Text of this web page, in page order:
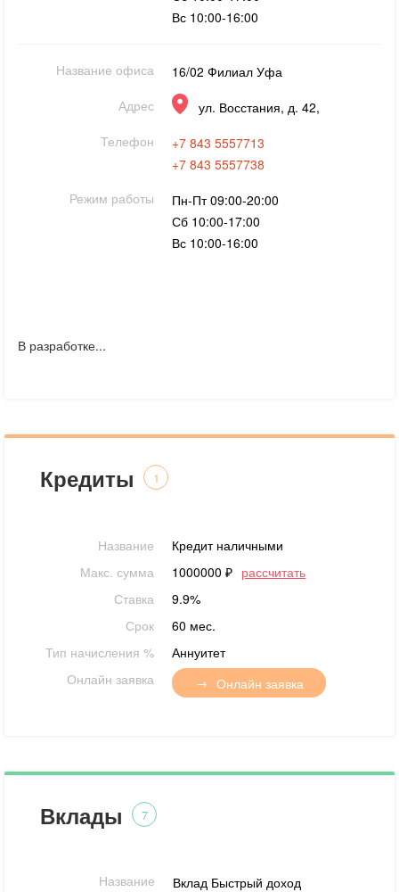
Вс 10:00-16:00
Название офиса
16/02 Филиал Уфа
Адрес
ул. Восстания, д. 42,
Телефон
+7 843 5557713
+7 843 5557738
Режим работы
Пн-Пт 09:00-20:00
Сб 10:00-17:00
Вс 10:00-16:00
В разработке...
Кредиты 1
Название
Кредит наличными
Макс. сумма
1000000 ₽ рассчитать
Ставка
9.9%
Срок
60 мес.
Тип начисления %
Аннуитет
Онлайн заявка
Онлайн заявка
Вклады 7
Название
Вклад Быстрый доход